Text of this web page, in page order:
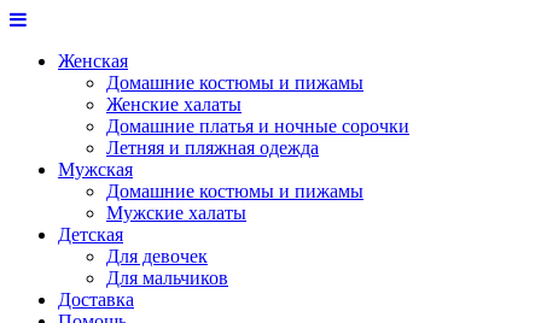
Женская
Домашние костюмы и пижамы
Женские халаты
Домашние платья и ночные сорочки
Летняя и пляжная одежда
Мужская
Домашние костюмы и пижамы
Мужские халаты
Детская
Для девочек
Для мальчиков
Доставка